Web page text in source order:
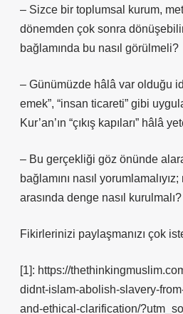
– Sizce bir toplumsal kurum,
dönemden çok sonra
bağlamında bu nasıl görülmeli?
– Günümüzde hâlâ var olduğu
emek”, “insan ticareti” gibi
Kur’an’ın “çıkış kapıları” hâlâ
– Bu gerçekliği göz önünde
bağlamını nasıl
arasında denge nasıl kurulmalı?
Fikirlerinizi paylaşmanızı çok
[1]: https://
didnt-islam-abolish-slavery-
and-ethical-clarification/